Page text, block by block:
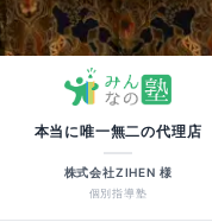
本当に唯一無二の代理店
株式会社ZIHEN 様
個別指導塾